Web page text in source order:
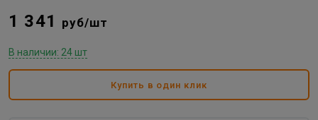
1 341 руб/шт
В наличии: 24 шт
Купить в один клик